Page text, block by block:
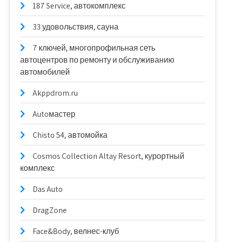
187 Service, автокомплекс
33 удовольствия, сауна
7 ключей, многопрофильная сеть
автоцентров по ремонту и обслуживанию
автомобилей
Akppdrom.ru
Autoмастер
Chisto 54, автомойка
Cosmos Collection Altay Resort, курортный
комплекс
Das Auto
DragZone
Face&Body, велнес-клуб